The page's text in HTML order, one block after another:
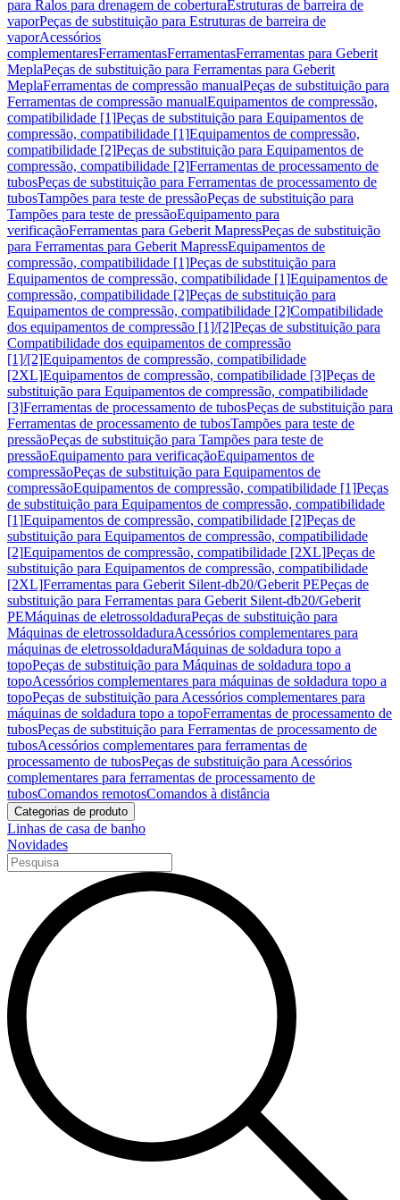
para Ralos para drenagem de coberturaEstruturas de barreira de
vaporPeças de substituição para Estruturas de barreira de
vaporAcessórios
complementaresFerramentasFerramentasFerramentas para Geberit
MeplaPeças de substituição para Ferramentas para Geberit
MeplaFerramentas de compressão manualPeças de substituição para
Ferramentas de compressão manualEquipamentos de compressão,
compatibilidade [1]Peças de substituição para Equipamentos de
compressão, compatibilidade [1]Equipamentos de compressão,
compatibilidade [2]Peças de substituição para Equipamentos de
compressão, compatibilidade [2]Ferramentas de processamento de
tubosPeças de substituição para Ferramentas de processamento de
tubosTampões para teste de pressãoPeças de substituição para
Tampões para teste de pressãoEquipamento para
verificaçãoFerramentas para Geberit MapressPeças de substituição
para Ferramentas para Geberit MapressEquipamentos de
compressão, compatibilidade [1]Peças de substituição para
Equipamentos de compressão, compatibilidade [1]Equipamentos de
compressão, compatibilidade [2]Peças de substituição para
Equipamentos de compressão, compatibilidade [2]Compatibilidade
dos equipamentos de compressão [1]/[2]Peças de substituição para
Compatibilidade dos equipamentos de compressão
[1]/[2]Equipamentos de compressão, compatibilidade
[2XL]Equipamentos de compressão, compatibilidade [3]Peças de
substituição para Equipamentos de compressão, compatibilidade
[3]Ferramentas de processamento de tubosPeças de substituição para
Ferramentas de processamento de tubosTampões para teste de
pressãoPeças de substituição para Tampões para teste de
pressãoEquipamento para verificaçãoEquipamentos de
compressãoPeças de substituição para Equipamentos de
compressãoEquipamentos de compressão, compatibilidade [1]Peças
de substituição para Equipamentos de compressão, compatibilidade
[1]Equipamentos de compressão, compatibilidade [2]Peças de
substituição para Equipamentos de compressão, compatibilidade
[2]Equipamentos de compressão, compatibilidade [2XL]Peças de
substituição para Equipamentos de compressão, compatibilidade
[2XL]Ferramentas para Geberit Silent-db20/Geberit PEPeças de
substituição para Ferramentas para Geberit Silent-db20/Geberit
PEMáquinas de eletrossoldaduraPeças de substituição para
Máquinas de eletrossoldaduraAcessórios complementares para
máquinas de eletrossoldaduraMáquinas de soldadura topo a
topoPeças de substituição para Máquinas de soldadura topo a
topoAcessórios complementares para máquinas de soldadura topo a
topoPeças de substituição para Acessórios complementares para
máquinas de soldadura topo a topoFerramentas de processamento de
tubosPeças de substituição para Ferramentas de processamento de
tubosAcessórios complementares para ferramentas de
processamento de tubosPeças de substituição para Acessórios
complementares para ferramentas de processamento de
tubosComandos remotosComandos à distância
Categorias de produto
Linhas de casa de banho
Novidades